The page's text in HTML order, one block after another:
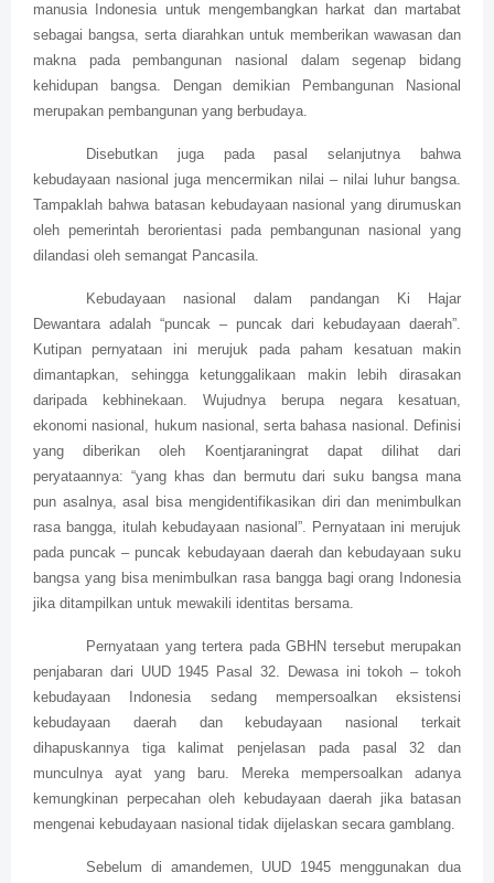
manusia Indonesia untuk mengembangkan harkat dan martabat
sebagai bangsa, serta diarahkan untuk memberikan wawasan dan
makna pada pembangunan nasional dalam segenap bidang
kehidupan bangsa. Dengan demikian Pembangunan Nasional
merupakan pembangunan yang berbudaya.
Disebutkan juga pada pasal selanjutnya bahwa
kebudayaan nasional juga mencermikan nilai – nilai luhur bangsa.
Tampaklah bahwa batasan kebudayaan nasional yang dirumuskan
oleh pemerintah berorientasi pada pembangunan nasional yang
dilandasi oleh semangat Pancasila.
Kebudayaan nasional dalam pandangan Ki Hajar
Dewantara adalah “puncak – puncak dari kebudayaan daerah”.
Kutipan pernyataan ini merujuk pada paham kesatuan makin
dimantapkan, sehingga ketunggalikaan makin lebih dirasakan
daripada kebhinekaan. Wujudnya berupa negara kesatuan,
ekonomi nasional, hukum nasional, serta bahasa nasional. Definisi
yang diberikan oleh Koentjaraningrat dapat dilihat dari
peryataannya: “yang khas dan bermutu dari suku bangsa mana
pun asalnya, asal bisa mengidentifikasikan diri dan menimbulkan
rasa bangga, itulah kebudayaan nasional”. Pernyataan ini merujuk
pada puncak – puncak kebudayaan daerah dan kebudayaan suku
bangsa yang bisa menimbulkan rasa bangga bagi orang Indonesia
jika ditampilkan untuk mewakili identitas bersama.
Pernyataan yang tertera pada GBHN tersebut merupakan
penjabaran dari UUD 1945 Pasal 32. Dewasa ini tokoh – tokoh
kebudayaan Indonesia sedang mempersoalkan eksistensi
kebudayaan daerah dan kebudayaan nasional terkait
dihapuskannya tiga kalimat penjelasan pada pasal 32 dan
munculnya ayat yang baru. Mereka mempersoalkan adanya
kemungkinan perpecahan oleh kebudayaan daerah jika batasan
mengenai kebudayaan nasional tidak dijelaskan secara gamblang.
Sebelum di amandemen, UUD 1945 menggunakan dua